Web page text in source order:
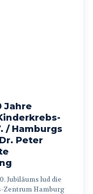
Jahre
/ Hamburgs
Peter
Zentrum Hamburg